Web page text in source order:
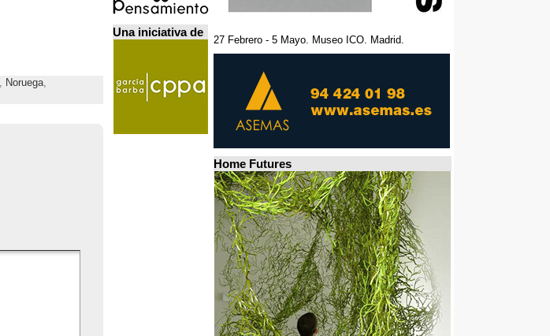
Noruega
Una iniciativa de
27 Febrero - 5 Mayo. Museo ICO. Madrid.
Home Futures